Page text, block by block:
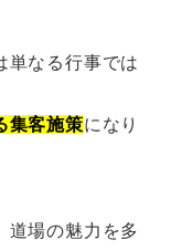
単なる行事では
集客施策になり
道場の魅力を多